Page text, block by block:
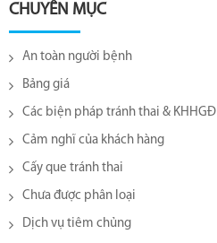
CHUYÊN MỤC
An toàn người bệnh
Bảng giá
Các biện pháp tránh thai & KHHGĐ
Cảm nghĩ của khách hàng
Cấy que tránh thai
Chưa được phân loại
Dịch vụ tiêm chủng